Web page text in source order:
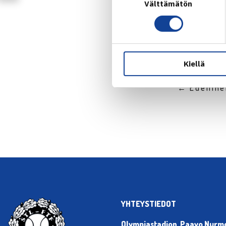
Välttämätön
Kiellä
←
YHTEYSTIEDOT
Olympiastadion, Paavo